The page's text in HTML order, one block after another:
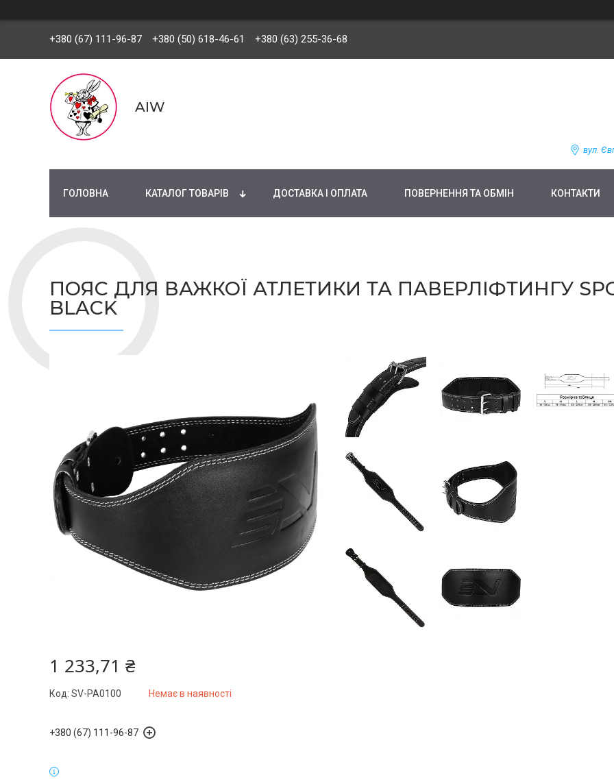
+380 (67) 111-96-87 +380 (50) 618-46-61 +380 (63) 255-36-68
AIW
вул.
ГОЛОВНА КАТАЛОГ ТОВАРІВ ДОСТАВКА І ОПЛАТА ПОВЕРНЕННЯ ТА ОБМІН КОНТАКТИ
ПОЯС ДЛЯ ВАЖКОЇ АТЛЕТИКИ ТА ПАВЕРЛІФТИНГУ
BLACK
1 233,71 ₴
Немає в наявності
Код: SV-PA0100
+380 (67) 111-96-87